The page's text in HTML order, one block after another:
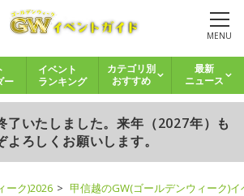
MENU
ー
イベント
ランキング
カテゴリ別
おすすめ
最新
ニュース
了いたしました。来年（2027年）も
よろしくお願いします。
ーク)2026 甲信越のGW(ゴールデンウィーク)